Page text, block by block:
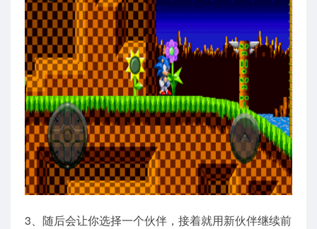
3、随后会让你选择一个伙伴，接着就用新伙伴继续前